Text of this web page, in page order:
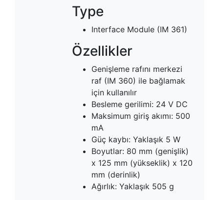
Type
Interface Module (IM 361)
Özellikler
Genişleme rafını merkezi
raf (IM 360) ile bağlamak
için kullanılır
Besleme gerilimi: 24 V DC
Maksimum giriş akımı: 500
mA
Güç kaybı: Yaklaşık 5 W
Boyutlar: 80 mm (genişlik)
x 125 mm (yükseklik) x 120
mm (derinlik)
Ağırlık: Yaklaşık 505 g